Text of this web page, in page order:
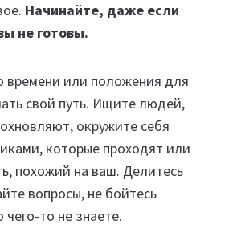
Начинайте, даже если
не готовы.
времени или положения для
свой путь. Ищите людей,
окружите себя
которые проходят или
похожий на ваш. Делитесь
вопросы, не бойтесь
чего-то не знаете.